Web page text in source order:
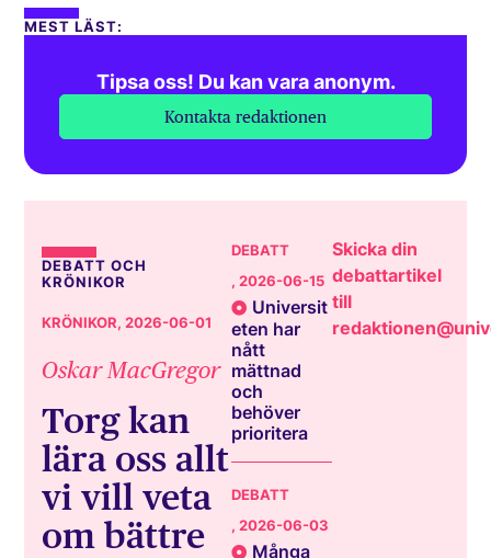
MEST LÄST:
Tipsa oss! Du kan vara anonym.
Kontakta redaktionen
DEBATT OCH
KRÖNIKOR
KRÖNIKOR, 2026-06-01
Oskar MacGregor
Torg kan
lära oss allt
vi vill veta
om bättre
DEBATT
, 2026-06-15
Universit
eten har
nått
mättnad
och
behöver
prioritera
DEBATT
, 2026-06-03
Många
Skicka din
debattartikel
till